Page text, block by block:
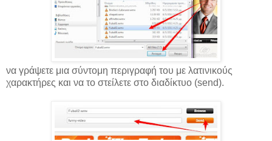
να γράψετε μια σύντομη περιγραφή του με λατινικούς
χαρακτήρες και να το στείλετε στο διαδίκτυο (send).